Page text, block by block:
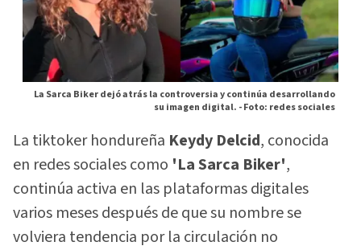
La Sarca Biker dejó atrás la controversia y continúa desarrollando
su imagen digital. -Foto: redes sociales
La tiktoker hondureña Keydy Delcid, conocida
en redes sociales como 'La Sarca Biker',
continúa activa en las plataformas digitales
varios meses después de que su nombre se
volviera tendencia por la circulación no